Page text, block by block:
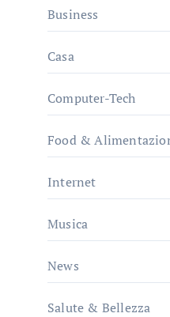
Business
Casa
Computer-Tech
Food &
Internet
Musica
News
Salute & Bellezza